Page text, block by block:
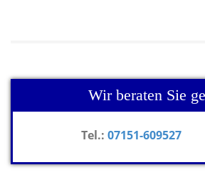
Wir beraten Sie
Tel.: 07151-609527